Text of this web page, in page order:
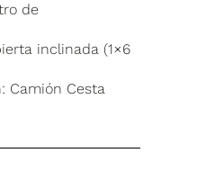
de
inclinada (1×6
Camión Cesta